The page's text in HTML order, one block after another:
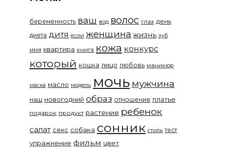
беременность ваш вод волос глаз день
диета дитя если женщина жизнь зуб
имя квартира книга кожа конкурс
который кошка лицо любовь маникюр
маска масло модель мочь мужчина
наш новогодний образ отношение платье
подарок продукт растение ребенок
салат секс собака сонник стиль тест
упражнение фильм цвет